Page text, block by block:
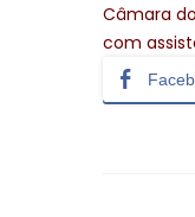
Câmara
com